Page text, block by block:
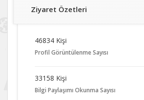
Ziyaret Özetleri
46834 Kişi
Profil Görüntülenme Sayısı
33158 Kişi
Bilgi Paylaşımı Okunma Sayısı